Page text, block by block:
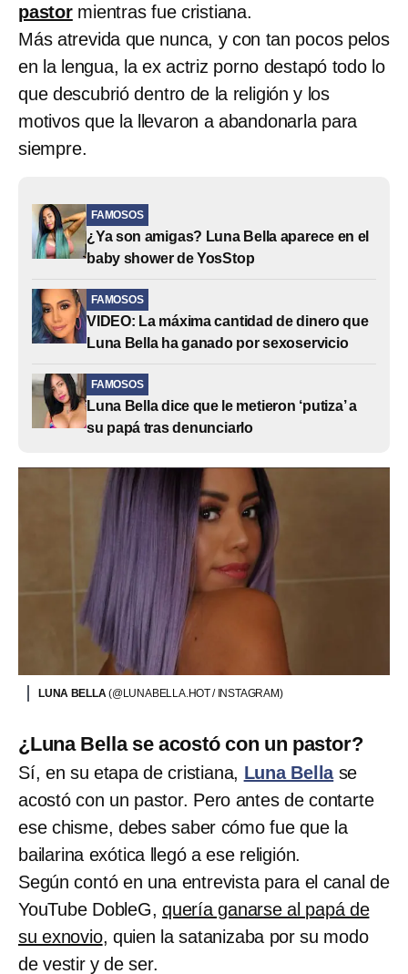
pastormientras fue cristiana.
Más atrevida que nunca, y con tan pocos pelos
en la lengua, la ex actriz porno destapó todo lo
que descubrió dentro de la religión y los
motivos que la llevaron a abandonarla para
siempre.
FAMOSOS
¿Ya son amigas? Luna Bella aparece en el
baby shower de YosStop
FAMOSOS
VIDEO: La máxima cantidad de dinero que
Luna Bella ha ganado por sexoservicio
FAMOSOS
Luna Bella dice que le metieron ‘putiza’ a
su papá tras denunciarlo
LUNA BELLA(@LUNABELLA.HOT / INSTAGRAM)
¿Luna Bella se acostó con un pastor?
Sí, en su etapa de cristiana, Luna Bella se
acostó con un pastor. Pero antes de contarte
ese chisme, debes saber cómo fue que la
bailarina exótica llegó a ese religión.
Según contó en una entrevista para el canal de
YouTube DobleG,quería ganarse al papá de
su exnovio, quien la satanizaba por su modo
de vestir y de ser.